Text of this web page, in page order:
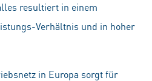
resultiert in einem
Verhältnis und in hoher
in Europa sorgt für